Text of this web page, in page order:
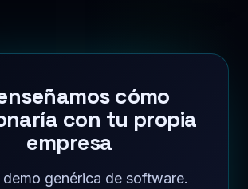
cómo
con tu propia
empresa
demo genérica de software.